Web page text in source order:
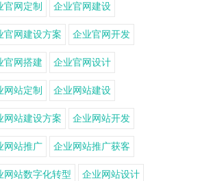
官网定制 企业官网建设
官网建设方案 企业官网开发
官网搭建 企业官网设计
网站定制 企业网站建设
网站建设方案 企业网站开发
网站推广 企业网站推广获客
网站数字化转型 企业网站设计